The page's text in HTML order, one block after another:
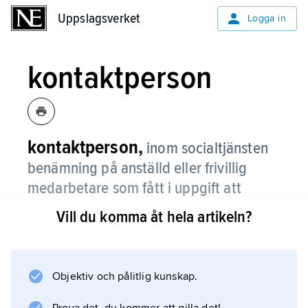
Uppslagsverket Logga in
kontaktperson
kontaktperson, inom socialtjänsten
benämning på anställd eller frivillig
medarbetare som fått i uppgift att
hjälpa en viss person eller familj med
personliga eller sociala problem.
(jämför
Vill du komma åt hela artikeln?
Objektiv och pålitlig kunskap.